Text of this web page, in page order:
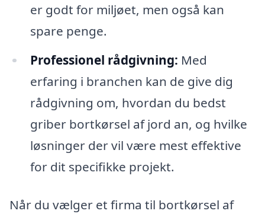
er godt for miljøet, men også kan
spare penge.
Professionel rådgivning: Med
erfaring i branchen kan de give dig
rådgivning om, hvordan du bedst
griber bortkørsel af jord an, og hvilke
løsninger der vil være mest effektive
for dit specifikke projekt.
Når du vælger et firma til bortkørsel af